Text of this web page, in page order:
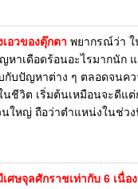
อวของตุ๊กตา พยากรณ์ว่า
หาเดือดร้อนอะไรมากนัก
กับปัญหาต่าง ๆ ตลอดจนค
นชีวิต เริ่มต้นเหมือนจะดีแ
ใหญ่ ถือว่าตำแหน่งในช่ว
ษจุลศักราชเท่ากับ 6 เนื่อ